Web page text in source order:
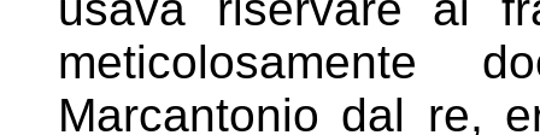
meticolosamente
Marcantonio dal re,